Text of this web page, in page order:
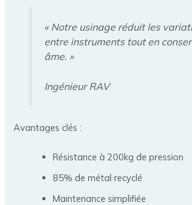
« Notre usinage réduit les
entre instruments tout en
âme. »
Ingénieur RAV
Avantages clés :
Résistance à 200kg de pression
85% de métal recyclé
Maintenance simplifiée